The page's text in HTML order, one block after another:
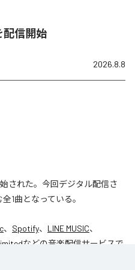
配信開始
2026.8.8
始された。今回デジタル配信さ
1曲となっている。
、 Spotify、 LINE MUSIC、
などの音楽配信サービスで